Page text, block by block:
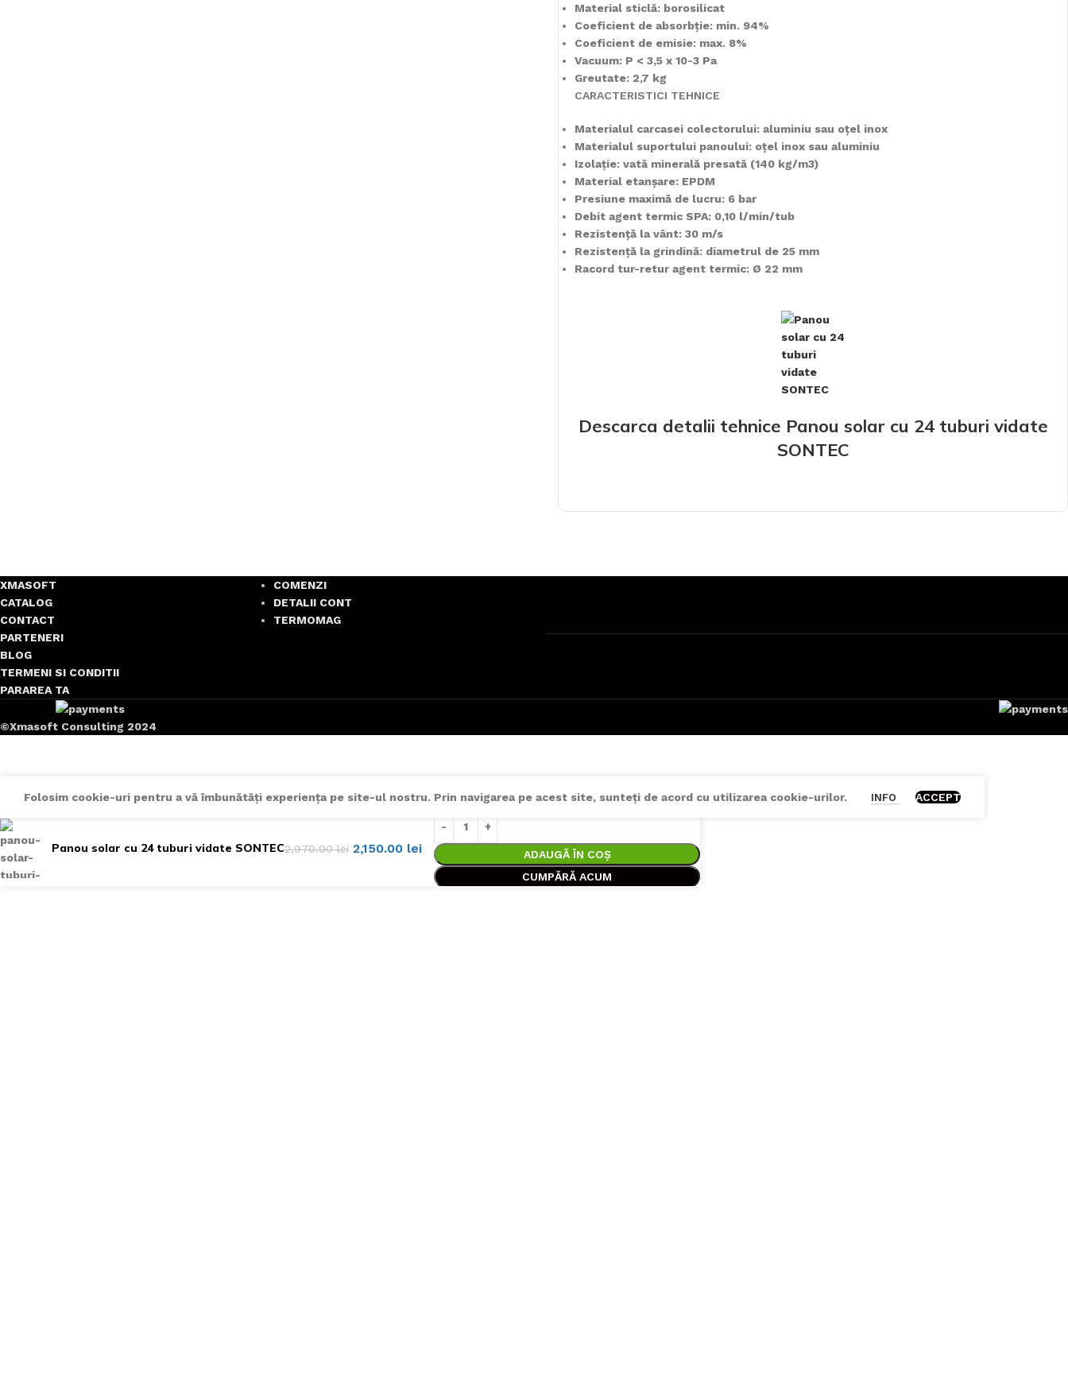
Material sticlă: borosilicat
Coeficient de absorbţie: min. 94%
Coeficient de emisie: max. 8%
Vacuum: P < 3,5 x 10-3 Pa
Greutate: 2,7 kg
CARACTERISTICI TEHNICE
Materialul carcasei colectorului: aluminiu sau oțel inox
Materialul suportului panoului: oţel inox sau aluminiu
Izolaţie: vată minerală presată (140 kg/m3)
Material etanşare: EPDM
Presiune maximă de lucru: 6 bar
Debit agent termic SPA: 0,10 l/min/tub
Rezistenţă la vânt: 30 m/s
Rezistenţă la grindină: diametrul de 25 mm
Racord tur-retur agent termic: Ø 22 mm
Descarca detalii tehnice Panou solar cu 24 tuburi vidate
SONTEC
XMASOFT
CATALOG
CONTACT
PARTENERI
BLOG
TERMENI SI CONDITII
PARAREA TA
COMENZI
DETALII CONT
TERMOMAG
©Xmasoft Consulting 2024
Folosim cookie-uri pentru a vă îmbunătăți experiența pe site-ul nostru. Prin navigarea pe acest site, sunteți de acord cu utilizarea cookie-urilor. INFO ACCEPT
Panou solar cu 24 tuburi vidate SONTEC2,970.00lei 2,150.00 lei
ADAUGĂ ÎN COȘ
CUMPĂRĂ ACUM